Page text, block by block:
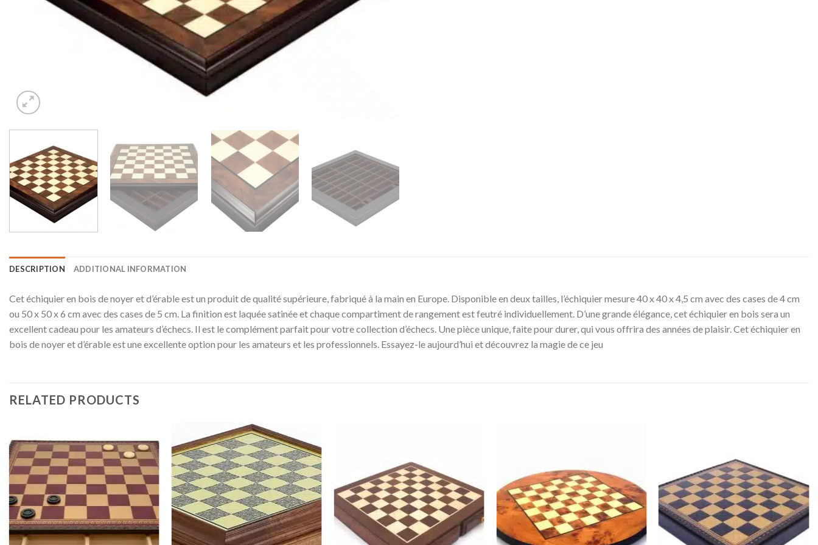
DESCRIPTION ADDITIONAL INFORMATION
Cet échiquier en bois de noyer et d’érable est un produit de qualité supérieure, fabriqué à la main en Europe. Disponible en deux tailles, l’échiquier mesure 40 x 40 x 4,5 cm avec des cases de 4 cm
ou 50 x 50 x 6 cm avec des cases de 5 cm. La finition est laquée satinée et chaque compartiment de rangement est feutré individuellement. D’une grande élégance, cet échiquier en bois sera un
excellent cadeau pour les amateurs d’échecs. Il est le complément parfait pour votre collection d’échecs. Une pièce unique, faite pour durer, qui vous offrira des années de plaisir. Cet échiquier en
bois de noyer et d’érable est une excellente option pour les amateurs et les professionnels. Essayez-le aujourd’hui et découvrez la magie de ce jeu
RELATED PRODUCTS